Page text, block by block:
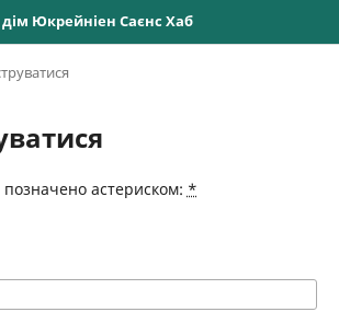
Юкрейніен Саєнс Хаб
астериском: *